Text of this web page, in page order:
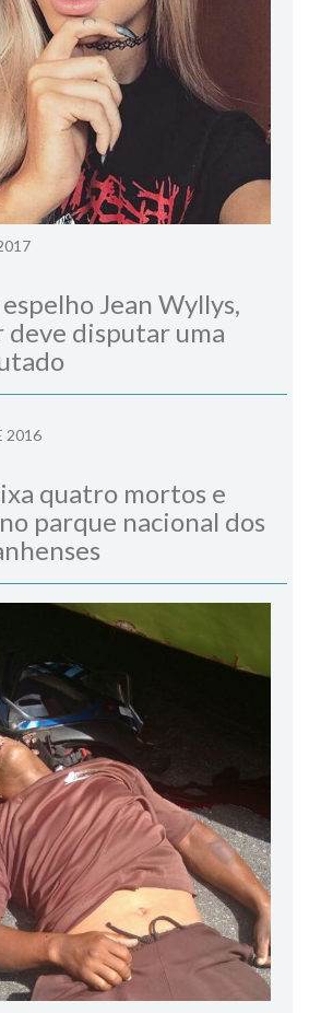
Jean Wyllys,
disputar uma
2016
quatro mortos e
parque nacional dos